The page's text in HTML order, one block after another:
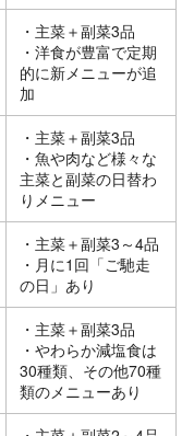
・主菜＋副菜3品
・洋食が豊富で定期
的に新メニューが追
加
・主菜＋副菜3品
・魚や肉など様々な
主菜と副菜の日替わ
りメニュー
・主菜＋副菜3～4品
・月に1回「ご馳走
の日」あり
・主菜＋副菜3品
・やわらか減塩食は
30種類、その他70種
類のメニューあり